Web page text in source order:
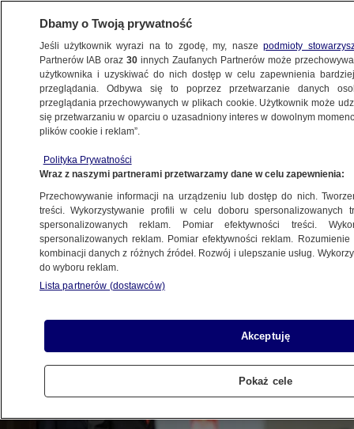
POLSKA
przekonany, że rząd znajdzie jakiś sposób"
26.08.2025, 12:30
Posłuchaj artykułu
Czyta lektor AI
Dbamy o Twoją prywatność
Jeśli użytkownik wyrazi na to zgodę, my, naszepodmioty
Partnerów IAB oraz30 innych Zaufanych Partnerów może
użytkownika i uzyskiwać do nich dostęp w celu zapewnienia
przeglądania. Odbywa się to poprzez przetwarzanie danych
przeglądania przechowywanych w plikach cookie. Użytkownik może
się przetwarzaniu w oparciu o uzasadniony interes w dowolnym
plików cookie i reklam”.
Polityka Prywatności
Wraz z naszymi partnerami przetwarzamy dane w celu zapewnienia:
Przechowywanie informacji na urządzeniu lub dostęp do nich.
treści. Wykorzystywanie profili w celu doboru spersonalizowanych
spersonalizowanych reklam. Pomiar efektywności treści.
spersonalizowanych reklam. Pomiar efektywności reklam.
kombinacji danych z różnych źródeł. Rozwój i ulepszanie usług.
do wyboru reklam.
Lista partnerów (dostawców)
Akceptuję
Pokaż cele